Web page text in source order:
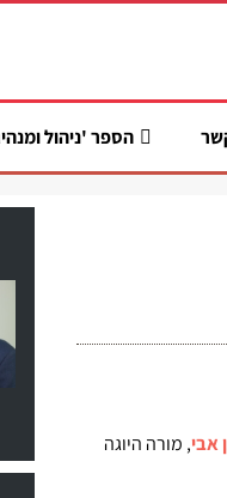
הספר 'ניהול
אבי, מורה היוגה